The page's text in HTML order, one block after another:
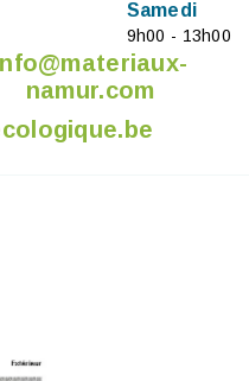
Samedi
9h00 - 13h00
namur.com